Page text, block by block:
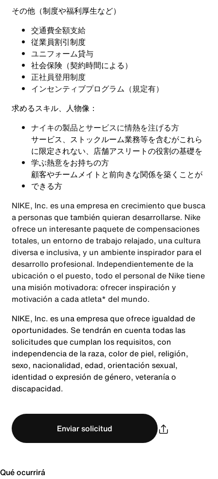
その他（制度や福利厚生など）
交通費全額支給
従業員割引制度
ユニフォーム貸与
社会保険（契約時間による）
正社員登用制度
インセンティブプログラム（規定有）
求めるスキル、人物像：
ナイキの製品とサービスに情熱を注げる方
サービス、ストックルーム業務等を含むがこれら
に限定されない、店舗アスリートの役割の基礎を
学ぶ熱意をお持ちの方
顧客やチームメイトと前向きな関係を築くことが
できる方
NIKE, Inc. es una empresa en crecimiento que busca
a personas que también quieran desarrollarse. Nike
ofrece un interesante paquete de compensaciones
totales, un entorno de trabajo relajado, una cultura
diversa e inclusiva, y un ambiente inspirador para el
desarrollo profesional. Independientemente de la
ubicación o el puesto, todo el personal de Nike tiene
una misión motivadora: ofrecer inspiración y
motivación a cada atleta* del mundo.
NIKE, Inc. es una empresa que ofrece igualdad de
oportunidades. Se tendrán en cuenta todas las
solicitudes que cumplan los requisitos, con
independencia de la raza, color de piel, religión,
sexo, nacionalidad, edad, orientación sexual,
identidad o expresión de género, veteranía o
discapacidad.
Enviar solicitud
Qué ocurrirá